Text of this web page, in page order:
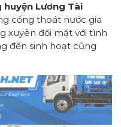
Lương Tài
cống thoát nước gia
xuyên đối mặt với tình
đến sinh hoạt cũng